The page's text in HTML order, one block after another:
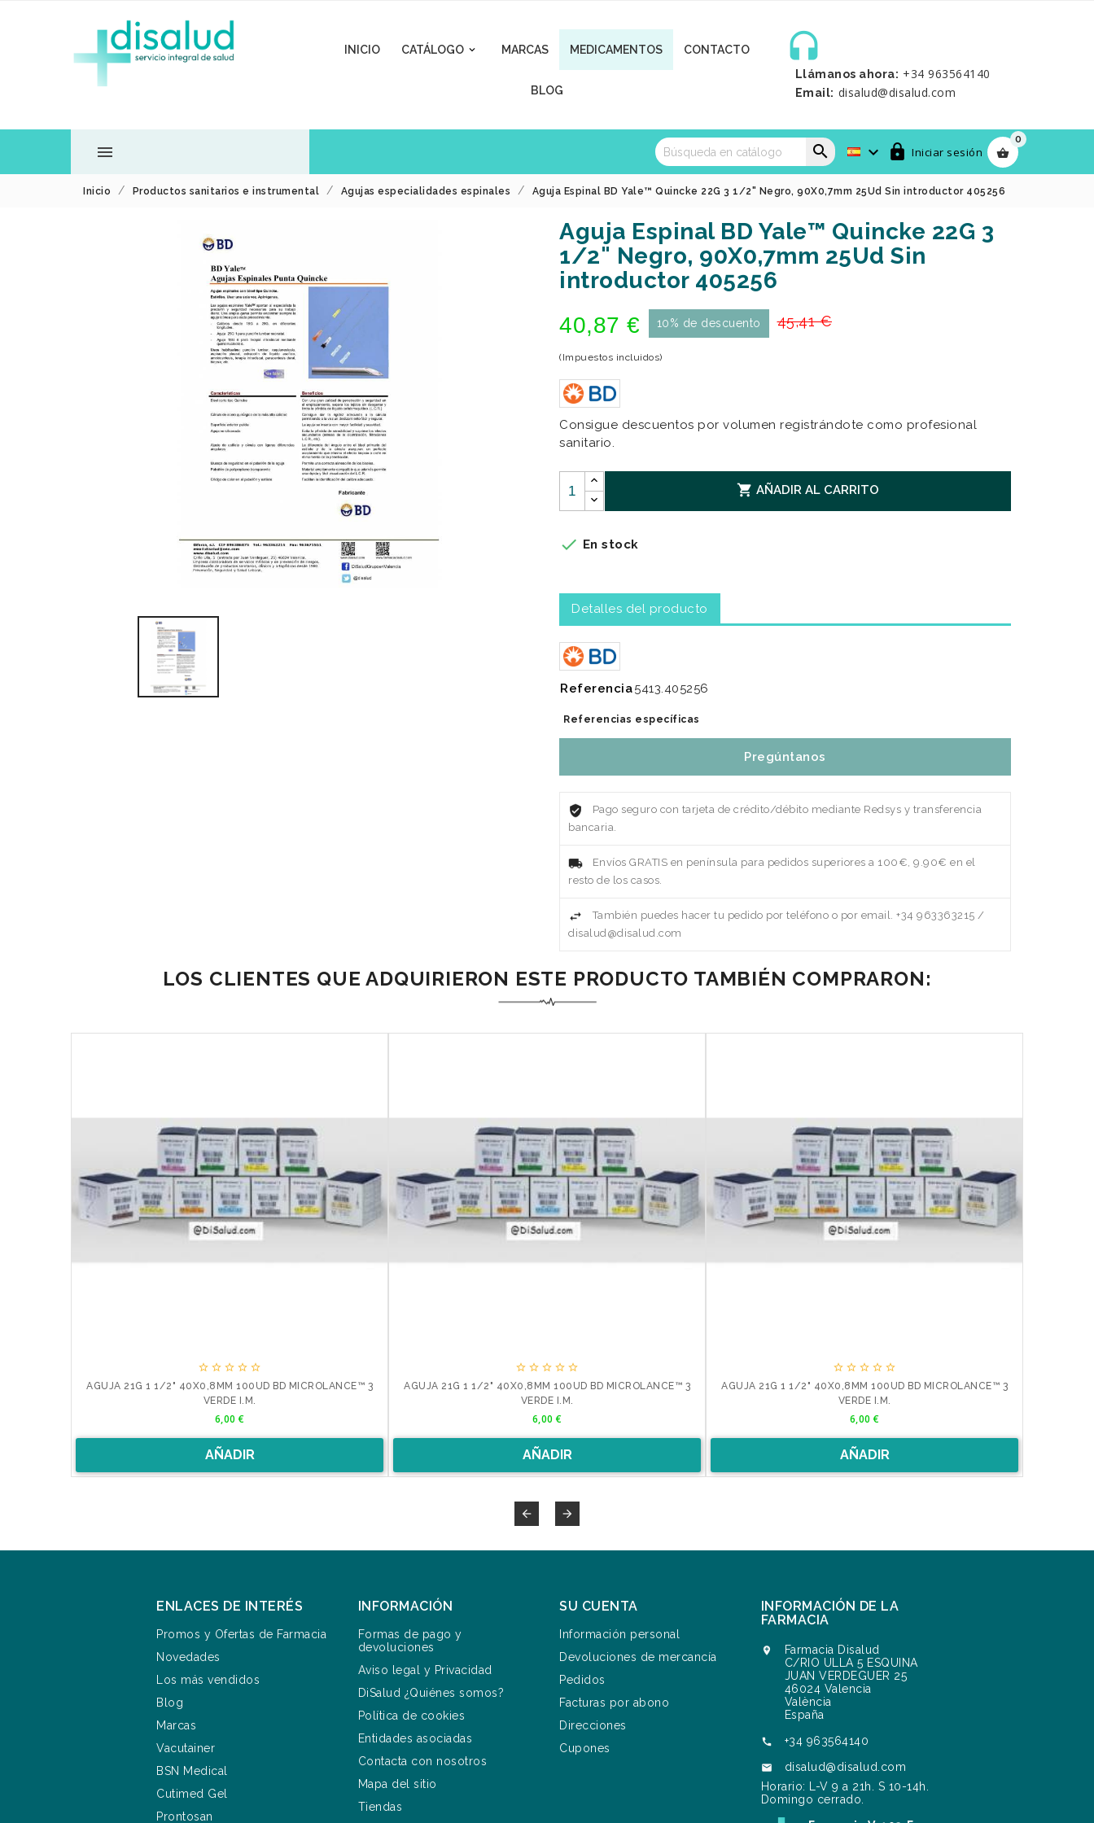
INICIO 
CATÁLOGO MARCAS MEDICAMENTOS CONTACTO
BLOG

Llámanos ahora: +34 963564140
Email: disalud@disalud.com

TODOS LOS
DEPARTAMENTOS

0
 Iniciar sesión


Inicio Productos sanitarios e instrumental Agujas especialidades espinales Aguja Espinal BD Yale™ Quincke 22G 3 1/2" Negro, 90X0,7mm 25Ud Sin introductor 405256
Aguja Espinal BD Yale™ Quincke 22G 3
1/2" Negro, 90X0,7mm 25Ud Sin
introductor 405256
40,87 € 10% de descuento 45,41 €
(Impuestos incluidos)
Consigue descuentos por volumen registrándote como profesional
sanitario.
 AÑADIR AL CARRITO
 En stock
Detalles del producto
Referencia5413.405256
Referencias específicas
Pregúntanos
Pago seguro con tarjeta de crédito/débito mediante Redsys y transferencia
bancaria.
Envíos GRATIS en península para pedidos superiores a 100€, 9.90€ en el
resto de los casos.
También puedes hacer tu pedido por teléfono o por email. +34 963363215 /
disalud@disalud.com
LOS CLIENTES QUE ADQUIRIERON ESTE PRODUCTO TAMBIÉN COMPRARON:
    
AGUJA 21G 1 1/2" 40X0,8MM 100UD BD MICROLANCE™ 3
VERDE I.M.
Precio
6,00 €
AÑADIR
    
AGUJA 21G 1 1/2" 40X0,8MM 100UD BD MICROLANCE™ 3
VERDE I.M.
Precio
6,00 €
AÑADIR
    
AGUJA 21G 1 1/2" 40X0,8MM 100UD BD MICROLANCE™ 3
VERDE I.M.
Precio
6,00 €
AÑADIR
 
ENLACES DE INTERÉS
Promos y Ofertas de Farmacia
Novedades
Los más vendidos
Blog
Marcas
Vacutainer
BSN Medical
Cutimed Gel
Prontosan
INFORMACIÓN
Formas de pago y
devoluciones
Aviso legal y Privacidad
DiSalud ¿Quiénes somos?
Política de cookies
Entidades asociadas
Contacta con nosotros
Mapa del sitio
Tiendas
SU CUENTA
Información personal
Devoluciones de mercancía
Pedidos
Facturas por abono
Direcciones
Cupones
INFORMACIÓN DE LA
FARMACIA

Farmacia Disalud
C/RIO ULLA 5 ESQUINA
JUAN VERDEGUER 25
46024 Valencia
València
España
 +34 963564140

disalud@disalud.com
Horario: L-V 9 a 21h. S 10-14h.
Domingo cerrado.